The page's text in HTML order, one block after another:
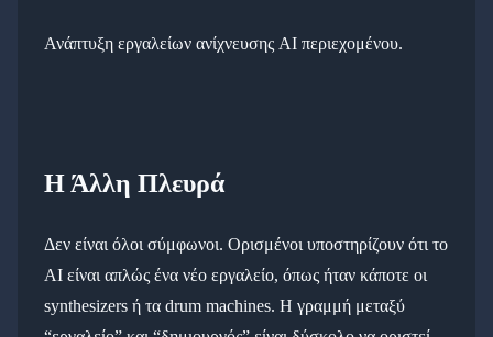
Ανάπτυξη εργαλείων ανίχνευσης AI περιεχομένου.
Η Άλλη Πλευρά
Δεν είναι όλοι σύμφωνοι. Ορισμένοι υποστηρίζουν ότι το
AI είναι απλώς ένα νέο εργαλείο, όπως ήταν κάποτε οι
synthesizers ή τα drum machines. Η γραμμή μεταξύ